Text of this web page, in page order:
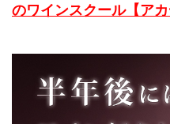
のワインスクール【ア